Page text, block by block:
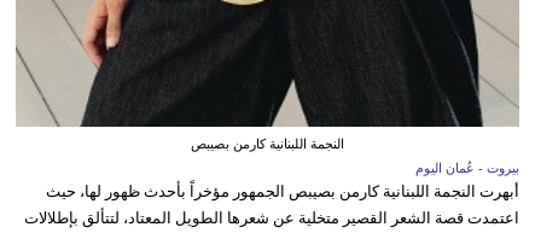
النجمة اللبنانية كارمن بصيبص
بيروت - عُمان اليوم
أبهرت النجمة اللبنانية كارمن بصيبص الجمهور مؤخراً بأحدث ظهور لها، حيث
اعتمدت قصة الشعر القصير متخلية عن شعرها الطويل المعتاد، لتتألق بإطلالات